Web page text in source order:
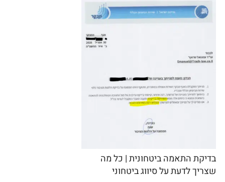
בדיקת התאמה ביטחונית | כל מה
שצריך לדעת על סיווג ביטחוני